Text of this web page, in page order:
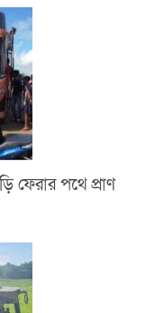
ফেরার পথে প্রাণ